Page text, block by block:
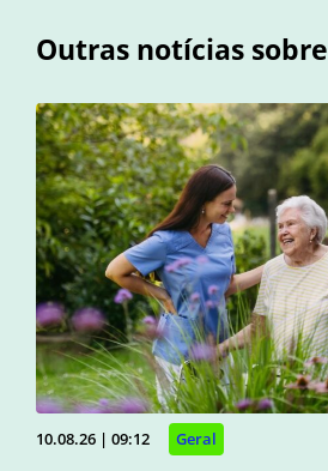
Outras notícias sobre
10.08.26 | 09:12 Geral